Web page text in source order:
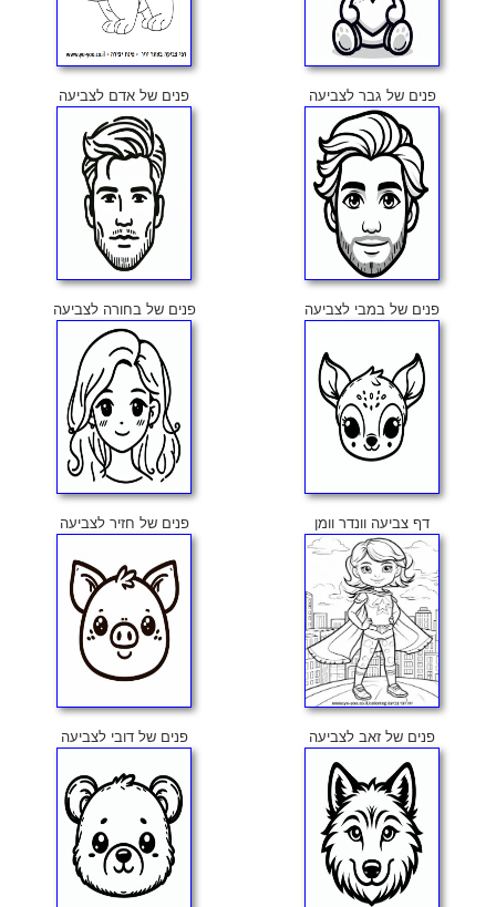
פנים של גבר לצביעה פנים של אדם לצביעה
פנים של במבי לצביעה פנים של בחורה לצביעה
דף צביעה וונדר וומן פנים של חזיר לצביעה
פנים של זאב לצביעה פנים של דובי לצביעה